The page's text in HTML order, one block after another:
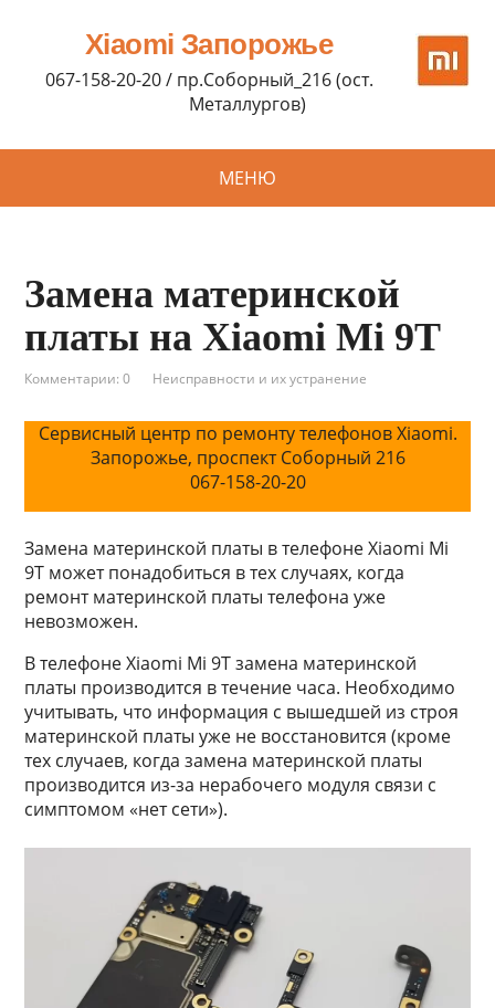
Xiaomi Запорожье
067-158-20-20 / пр.Соборный_216 (ост.
Металлургов)
МЕНЮ
Замена материнской
платы на Xiaomi Mi 9T
Комментарии: 0 Неисправности и их устранение
Сервисный центр по ремонту телефонов Xiaomi.
Запорожье, проспект Соборный 216
067-158-20-20
Замена материнской платы в телефоне Xiaomi Mi
9T может понадобиться в тех случаях, когда
ремонт материнской платы телефона уже
невозможен.
В телефоне Xiaomi Mi 9T замена материнской
платы производится в течение часа. Необходимо
учитывать, что информация с вышедшей из строя
материнской платы уже не восстановится (кроме
тех случаев, когда замена материнской платы
производится из-за нерабочего модуля связи с
симптомом «нет сети»).